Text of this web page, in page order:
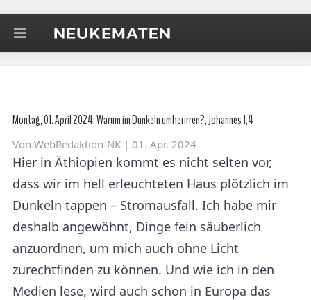
Montag, 01. April 2024: Warum im Dunkeln umherirren?, Johannes 1,4
Von WebRedaktion-NK | 01. Apr. 2024
Hier in Äthiopien kommt es nicht selten vor,
dass wir im hell erleuchteten Haus plötzlich im
Dunkeln tappen – Stromausfall. Ich habe mir
deshalb angewöhnt, Dinge fein säuberlich
anzuordnen, um mich auch ohne Licht
zurechtfinden zu können. Und wie ich in den
Medien lese, wird auch schon in Europa das